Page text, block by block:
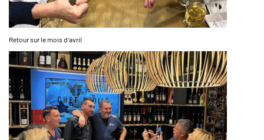
Retour sur le mois d’avril